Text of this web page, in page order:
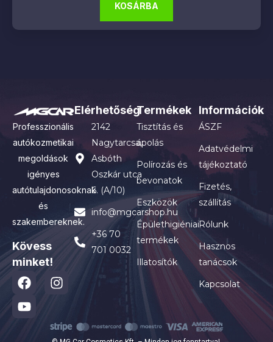
KOSÁRBA
Professzionális
autókozmetikai
megoldások
igényes
autótulajdonosoknak
és
szakembereknek.
Kövess
minket!
Elérhetőség
2142
Nagytarcsa,
Asbóth
Oszkár utca
6. (A/10)
info@mgcarshop.hu
+36 70
701 0032
Termékek
Tisztítás és
ápolás
Polírozás és
bevonatok
Eszközök
Épülethigiéniai
termékek
Illatosítók
Információk
ÁSZF
Adatvédelmi
tájékoztató
Fizetés,
szállítás
Rólunk
Hasznos
tanácsok
Kapcsolat